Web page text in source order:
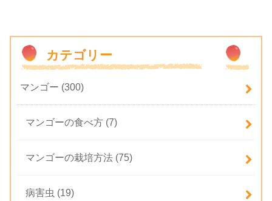
カテゴリー
マンゴー (300)
マンゴーの食べ方 (7)
マンゴーの栽培方法 (75)
病害虫 (19)